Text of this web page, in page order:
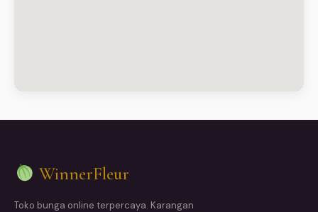
WinnerFleur
Toko bunga online terpercaya. Karangan